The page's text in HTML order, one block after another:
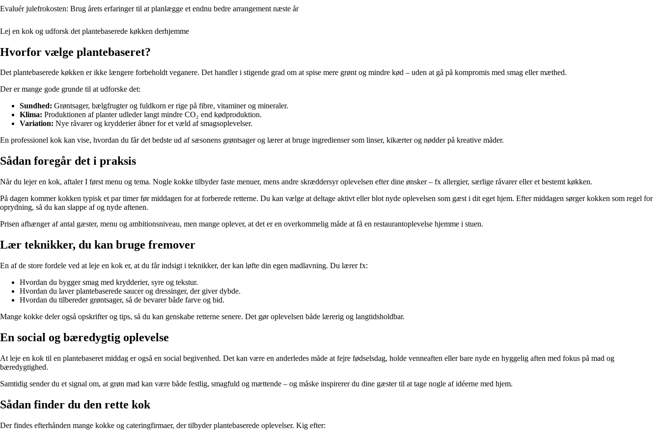
Evaluér julefrokosten: Brug årets erfaringer til at planlægge et endnu bedre arrangement næste år
Lej en kok og udforsk det plantebaserede køkken derhjemme
Hvorfor vælge plantebaseret?
Det plantebaserede køkken er ikke længere forbeholdt veganere. Det handler i stigende grad om at spise mere grønt og mindre kød – uden at gå på kompromis med smag eller mæthed.
Der er mange gode grunde til at udforske det:
Sundhed: Grøntsager, bælgfrugter og fuldkorn er rige på fibre, vitaminer og mineraler.
Klima: Produktionen af planter udleder langt mindre CO₂ end kødproduktion.
Variation: Nye råvarer og krydderier åbner for et væld af smagsoplevelser.
En professionel kok kan vise, hvordan du får det bedste ud af sæsonens grøntsager og lærer at bruge ingredienser som linser, kikærter og nødder på kreative måder.
Sådan foregår det i praksis
Når du lejer en kok, aftaler I først menu og tema. Nogle kokke tilbyder faste menuer, mens andre skræddersyr oplevelsen efter dine ønsker – fx allergier, særlige råvarer eller et bestemt køkken.
På dagen kommer kokken typisk et par timer før middagen for at forberede retterne. Du kan vælge at deltage aktivt eller blot nyde oplevelsen som gæst i dit eget hjem. Efter middagen sørger kokken som regel for
oprydning, så du kan slappe af og nyde aftenen.
Prisen afhænger af antal gæster, menu og ambitionsniveau, men mange oplever, at det er en overkommelig måde at få en restaurantoplevelse hjemme i stuen.
Lær teknikker, du kan bruge fremover
En af de store fordele ved at leje en kok er, at du får indsigt i teknikker, der kan løfte din egen madlavning. Du lærer fx:
Hvordan du bygger smag med krydderier, syre og tekstur.
Hvordan du laver plantebaserede saucer og dressinger, der giver dybde.
Hvordan du tilbereder grøntsager, så de bevarer både farve og bid.
Mange kokke deler også opskrifter og tips, så du kan genskabe retterne senere. Det gør oplevelsen både lærerig og langtidsholdbar.
En social og bæredygtig oplevelse
At leje en kok til en plantebaseret middag er også en social begivenhed. Det kan være en anderledes måde at fejre fødselsdag, holde venneaften eller bare nyde en hyggelig aften med fokus på mad og
bæredygtighed.
Samtidig sender du et signal om, at grøn mad kan være både festlig, smagfuld og mættende – og måske inspirerer du dine gæster til at tage nogle af idéerne med hjem.
Sådan finder du den rette kok
Der findes efterhånden mange kokke og cateringfirmaer, der tilbyder plantebaserede oplevelser. Kig efter: